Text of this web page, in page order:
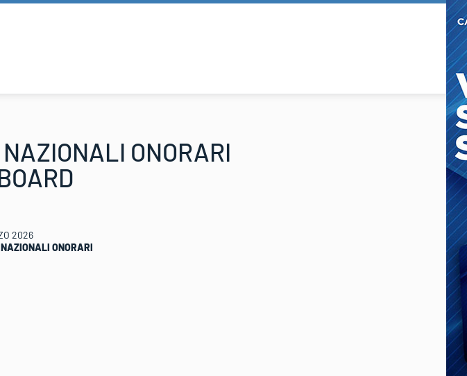
ONORARI
2026
ONORARI